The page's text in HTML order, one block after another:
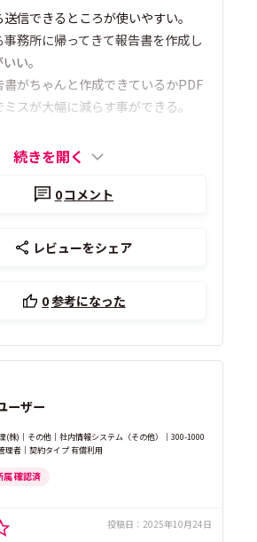
信できるところが使いやすい。
務所に帰ってきて報告書を作成し
い。
書がちゃんと作成できているかPDF
スが大幅に減らす事ができる。
続きを開く
0コメント
レビューをシェア
0参考になった
ーザー
(株)｜その他｜社内情報システム（その他）｜300-1000
理者｜契約タイプ 有償利用
属 確認済
投稿日： 2025年10月24日